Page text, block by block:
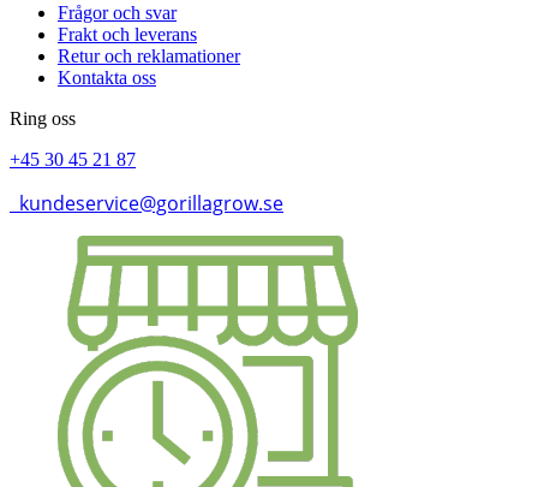
Frågor och svar
Frakt och leverans
Retur och reklamationer
Kontakta oss
Ring oss
+45 30 45 21 87
kundeservice@gorillagrow.se